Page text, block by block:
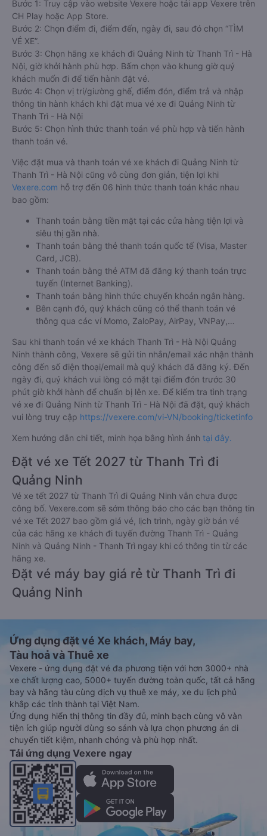
Bước 1: Truy cập vào website Vexere hoặc tải app Vexere trên
CH Play hoặc App Store.
Bước 2: Chọn điểm đi, điểm đến, ngày đi, sau đó chọn “TÌM
VÉ XE”.
Bước 3: Chọn hãng xe khách đi Quảng Ninh từ Thanh Trì - Hà
Nội, giờ khởi hành phù hợp. Bấm chọn vào khung giờ quý
khách muốn đi để tiến hành đặt vé.
Bước 4: Chọn vị trí/giường ghế, điểm đón, điểm trả và nhập
thông tin hành khách khi đặt mua vé xe đi Quảng Ninh từ
Thanh Trì - Hà Nội
Bước 5: Chọn hình thức thanh toán vé phù hợp và tiến hành
thanh toán vé.
Việc đặt mua và thanh toán vé xe khách đi Quảng Ninh từ
Thanh Trì - Hà Nội cũng vô cùng đơn giản, tiện lợi khi
Vexere.com hỗ trợ đến 06 hình thức thanh toán khác nhau
bao gồm:
Thanh toán bằng tiền mặt tại các cửa hàng tiện lợi và
siêu thị gần nhà.
Thanh toán bằng thẻ thanh toán quốc tế (Visa, Master
Card, JCB).
Thanh toán bằng thẻ ATM đã đăng ký thanh toán trực
tuyến (Internet Banking).
Thanh toán bằng hình thức chuyển khoản ngân hàng.
Bên cạnh đó, quý khách cũng có thể thanh toán vé
thông qua các ví Momo, ZaloPay, AirPay, VNPay,…
Sau khi thanh toán vé xe khách Thanh Trì - Hà Nội Quảng
Ninh thành công, Vexere sẽ gửi tin nhắn/email xác nhận thành
công đến số điện thoại/email mà quý khách đã đăng ký. Đến
ngày đi, quý khách vui lòng có mặt tại điểm đón trước 30
phút giờ khởi hành để chuẩn bị lên xe. Để kiểm tra tình trạng
vé xe đi Quảng Ninh từ Thanh Trì - Hà Nội đã đặt, quý khách
vui lòng truy cập https://vexere.com/vi-VN/booking/ticketinfo
Xem hướng dẫn chi tiết, minh họa bằng hình ảnh tại đây.
Đặt vé xe Tết 2027 từ Thanh Trì đi
Quảng Ninh
Vé xe tết 2027 từ Thanh Trì đi Quảng Ninh vẫn chưa được
công bố. Vexere.com sẽ sớm thông báo cho các bạn thông tin
vé xe Tết 2027 bao gồm giá vé, lịch trình, ngày giờ bán vé
của các hãng xe khách đi tuyến đường Thanh Trì - Quảng
Ninh và Quảng Ninh - Thanh Trì ngay khi có thông tin từ các
hãng xe.
Đặt vé máy bay giá rẻ từ Thanh Trì đi
Quảng Ninh
Ứng dụng đặt vé Xe khách, Máy bay,
Tàu hoả và Thuê xe
Vexere - ứng dụng đặt vé đa phương tiện với hơn 3000+ nhà
xe chất lượng cao, 5000+ tuyến đường toàn quốc, tất cả hãng
bay và hãng tàu cùng dịch vụ thuê xe máy, xe du lịch phủ
khắp các tỉnh thành tại Việt Nam.
Ứng dụng hiển thị thông tin đầy đủ, minh bạch cùng vô vàn
tiện ích giúp người dùng so sánh và lựa chọn phương án di
chuyển tiết kiệm, nhanh chóng và phù hợp nhất.
Tải ứng dụng Vexere ngay